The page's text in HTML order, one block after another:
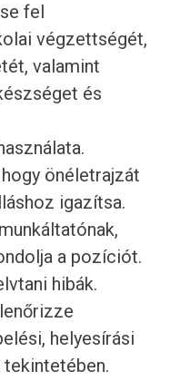
fel
végzettségét,
valamint
és
önéletrajzát
igazítsa.
a pozíciót.
hibák.
helyesírási
tekintetében.